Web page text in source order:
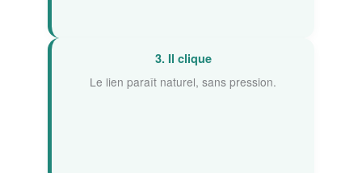
3. Il clique
Le lien paraît naturel, sans pression.